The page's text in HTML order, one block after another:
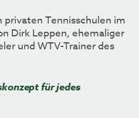
Tennisschulen im
Dirk Leppen, ehemaliger
und WTV-Trainer des
für jedes